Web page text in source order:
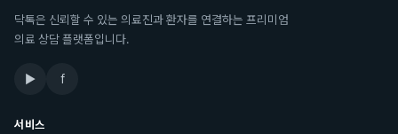
닥톡은 신뢰할 수 있는 의료진과 환자를 연결하는 프리미엄
의료 상담 플랫폼입니다.
▶ f
서비스